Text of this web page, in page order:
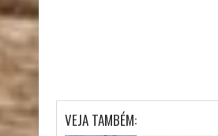
VEJA TAMBÉM: